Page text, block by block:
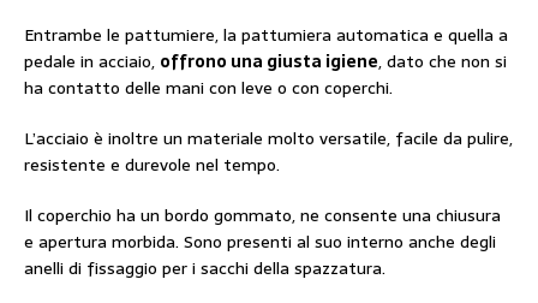
Entrambe le pattumiere, la pattumiera automatica e quella a
pedale in acciaio, offrono una giusta igiene, dato che non si
ha contatto delle mani con leve o con coperchi.
L’acciaio è inoltre un materiale molto versatile, facile da pulire,
resistente e durevole nel tempo.
Il coperchio ha un bordo gommato, ne consente una chiusura
e apertura morbida. Sono presenti al suo interno anche degli
anelli di fissaggio per i sacchi della spazzatura.